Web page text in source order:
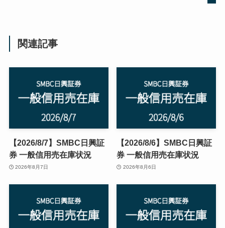
関連記事
【2026/8/7】SMBC日興証
券 一般信用売在庫状況
2026年8月7日
【2026/8/6】SMBC日興証
券 一般信用売在庫状況
2026年8月6日